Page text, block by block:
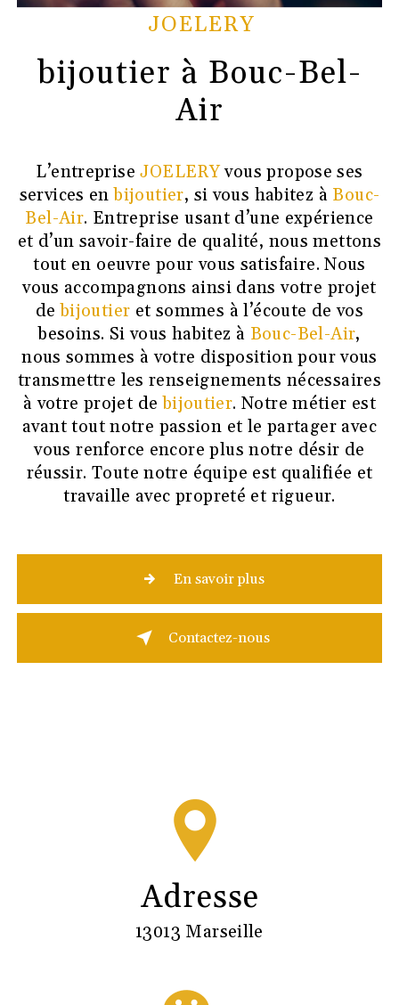
JOELERY
bijoutier à Bouc-Bel-
Air
L’entrepriseJOELERYvous propose ses
services enbijoutier, si vous habitez à Bouc-
Bel-Air. Entreprise usant d’une expérience
et d’un savoir-faire de qualité, nous mettons
tout en oeuvre pour vous satisfaire. Nous
vous accompagnons ainsi dans votre projet
debijoutier et sommes à l’écoute de vos
besoins. Si vous habitez à Bouc-Bel-Air,
nous sommes à votre disposition pour vous
transmettre les renseignements nécessaires
à votre projet debijoutier. Notre métier est
avant tout notre passion et le partager avec
vous renforce encore plus notre désir de
réussir. Toute notre équipe est qualifiée et
travaille avec propreté et rigueur.
En savoir plus
Contactez-nous
Adresse
13013 Marseille